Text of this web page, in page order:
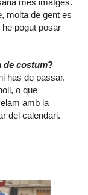
molta de gent es
pogut posar
de costum?
has de passar.
o que
amb la
del calendari.